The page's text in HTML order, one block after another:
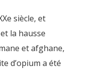
siècle, et
la hausse
et afghane,
d’opium a été